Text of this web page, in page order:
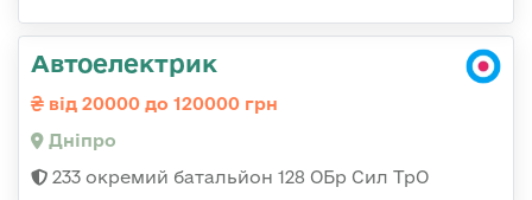
Автоелектрик
від 20000 до 120000 грн
Дніпро
233 окремий батальйон 128 ОБр Сил ТрО